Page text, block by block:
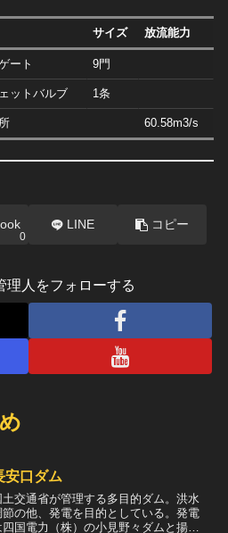
サイズ 放流能力
ート 9門
ットバルブ 1条
60.58m3/s
0
LINE コピー
理人をフォローする
安口ダム
土交通省が管理する多目的ダム。洪水
節の他、発電を目的としている。発電
四国電力（株）の小見野々ダムと揚水